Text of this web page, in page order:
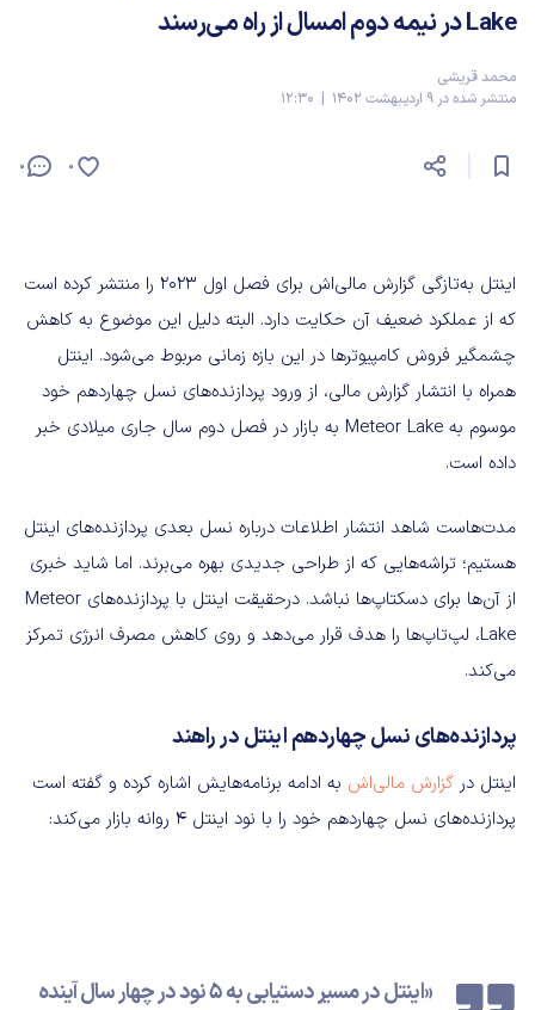
Lake در نیمه دوم امسال از راه می‌رسند
محمد قریشی
منتشر شده در 9 اردیبهشت 1402 | 12:30
0 0
اینتل به‌تازگی گزارش مالی‌اش برای فصل اول 2023 را منتشر کرده است
که از عملکرد ضعیف آن حکایت دارد. البته دلیل این موضوع به کاهش
چشمگیر فروش کامپیوترها در این بازه زمانی مربوط می‌شود. اینتل
همراه با انتشار گزارش مالی، از ورود پردازنده‌های نسل چهاردهم خود
موسوم به Meteor Lake به بازار در فصل دوم سال جاری میلادی خبر
داده است.
مدت‌هاست شاهد انتشار اطلاعات درباره نسل بعدی پردازنده‌های اینتل
هستیم؛ تراشه‌هایی که از طراحی جدیدی بهره می‌برند. اما شاید خبری
از آن‌ها برای دسکتاپ‌ها نباشد. درحقیقت اینتل با پردازنده‌های Meteor
Lake، لپ‌تاپ‌ها را هدف قرار می‌دهد و روی کاهش مصرف انرژی تمرکز
می‌کند.
پردازنده‌های نسل چهاردهم اینتل در راهند
اینتل در گزارش مالی‌اش به ادامه برنامه‌هایش اشاره کرده و گفته است
پردازنده‌های نسل چهاردهم خود را با نود اینتل 4 روانه بازار می‌کند:
«اینتل در مسیر دستیابی به 5 نود در چهار سال آینده